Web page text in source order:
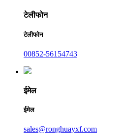
टेलीफोन
टेलीफोन
00852-56154743
ईमेल
ईमेल
sales@ronghuayxf.com